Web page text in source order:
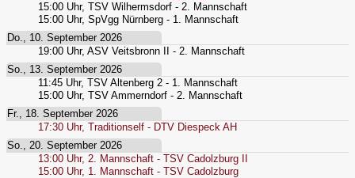
15:00 Uhr, TSV Wilhermsdorf - 2. Mannschaft
15:00 Uhr, SpVgg Nürnberg - 1. Mannschaft
Do., 10. September 2026
19:00 Uhr, ASV Veitsbronn II - 2. Mannschaft
So., 13. September 2026
11:45 Uhr, TSV Altenberg 2 - 1. Mannschaft
15:00 Uhr, TSV Ammerndorf - 2. Mannschaft
Fr., 18. September 2026
17:30 Uhr, Traditionself - DTV Diespeck AH
So., 20. September 2026
13:00 Uhr, 2. Mannschaft - TSV Cadolzburg II
15:00 Uhr, 1. Mannschaft - TSV Cadolzburg